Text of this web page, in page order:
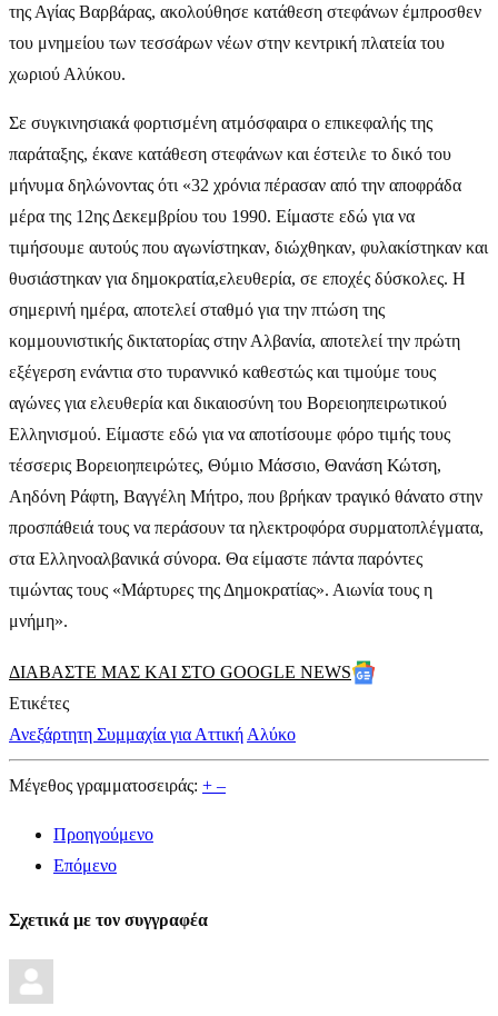
της Αγίας Βαρβάρας, ακολούθησε κατάθεση στεφάνων έμπροσθεν
του μνημείου των τεσσάρων νέων στην κεντρική πλατεία του
χωριού Αλύκου.
Σε συγκινησιακά φορτισμένη ατμόσφαιρα ο επικεφαλής της
παράταξης, έκανε κατάθεση στεφάνων και έστειλε το δικό του
μήνυμα δηλώνοντας ότι «32 χρόνια πέρασαν από την αποφράδα
μέρα της 12ης Δεκεμβρίου του 1990. Είμαστε εδώ για να
τιμήσουμε αυτούς που αγωνίστηκαν, διώχθηκαν, φυλακίστηκαν και
θυσιάστηκαν για δημοκρατία,ελευθερία, σε εποχές δύσκολες. Η
σημερινή ημέρα, αποτελεί σταθμό για την πτώση της
κομμουνιστικής δικτατορίας στην Αλβανία, αποτελεί την πρώτη
εξέγερση ενάντια στο τυραννικό καθεστώς και τιμούμε τους
αγώνες για ελευθερία και δικαιοσύνη του Βορειοηπειρωτικού
Ελληνισμού. Είμαστε εδώ για να αποτίσουμε φόρο τιμής τους
τέσσερις Βορειοηπειρώτες, Θύμιο Μάσσιο, Θανάση Κώτση,
Αηδόνη Ράφτη, Βαγγέλη Μήτρο, που βρήκαν τραγικό θάνατο στην
προσπάθειά τους να περάσουν τα ηλεκτροφόρα συρματοπλέγματα,
στα Ελληνοαλβανικά σύνορα. Θα είμαστε πάντα παρόντες
τιμώντας τους «Μάρτυρες της Δημοκρατίας». Αιωνία τους η
μνήμη».
ΔΙΑΒΑΣΤΕ ΜΑΣ ΚΑΙ ΣΤΟ GOOGLE NEWS
Ετικέτες
Ανεξάρτητη Συμμαχία για Αττική Αλύκο
Μέγεθος γραμματοσειράς: + –
Προηγούμενο
Επόμενο
Σχετικά με τον συγγραφέα